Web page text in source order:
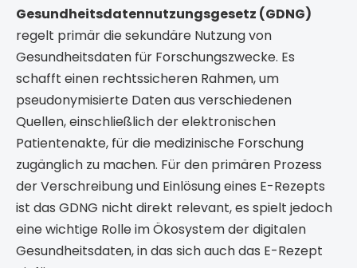
Gesundheitsdatennutzungsgesetz (GDNG)
regelt primär die sekundäre Nutzung von
Gesundheitsdaten für Forschungszwecke. Es
schafft einen rechtssicheren Rahmen, um
pseudonymisierte Daten aus verschiedenen
Quellen, einschließlich der elektronischen
Patientenakte, für die medizinische Forschung
zugänglich zu machen. Für den primären Prozess
der Verschreibung und Einlösung eines E-Rezepts
ist das GDNG nicht direkt relevant, es spielt jedoch
eine wichtige Rolle im Ökosystem der digitalen
Gesundheitsdaten, in das sich auch das E-Rezept